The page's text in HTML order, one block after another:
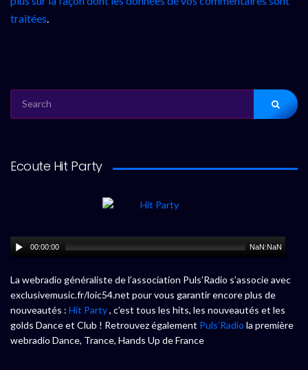
traitées.
FOR:
Ecoute Hit Party
00:00:00 NaN:NaN
La webradio généraliste de l’association Puls’Radio s’associe avec
exclusivemusic.fr/loic54.net pour vous garantir encore plus de
nouveautés : Hit Party, c’est tous les hits, les nouveautés et les
golds Dance et Club ! Retrouvez également Puls’Radio la première
webradio Dance, Trance, Hands Up de France